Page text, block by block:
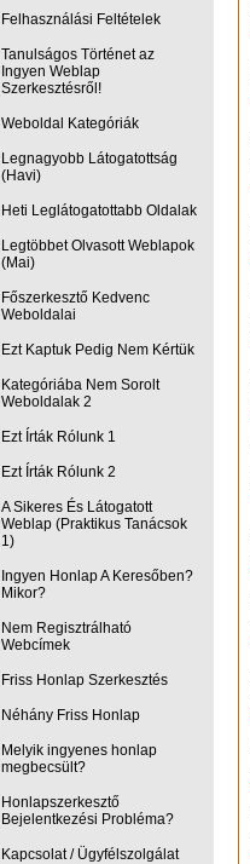
Felhasználási Feltételek
Tanulságos Történet az
Ingyen Weblap
Szerkesztésről!
Weboldal Kategóriák
Legnagyobb Látogatottság
(Havi)
Heti Leglátogatottabb Oldalak
Legtöbbet Olvasott Weblapok
(Mai)
Főszerkesztő Kedvenc
Weboldalai
Ezt Kaptuk Pedig Nem Kértük
Kategóriába Nem Sorolt
Weboldalak 2
Ezt Írták Rólunk 1
Ezt Írták Rólunk 2
A Sikeres És Látogatott
Weblap (Praktikus Tanácsok
1)
Ingyen Honlap A Keresőben?
Mikor?
Nem Regisztrálható
Webcímek
Friss Honlap Szerkesztés
Néhány Friss Honlap
Melyik ingyenes honlap
megbecsült?
Honlapszerkesztő
Bejelentkezési Probléma?
Kapcsolat / Ügyfélszolgálat